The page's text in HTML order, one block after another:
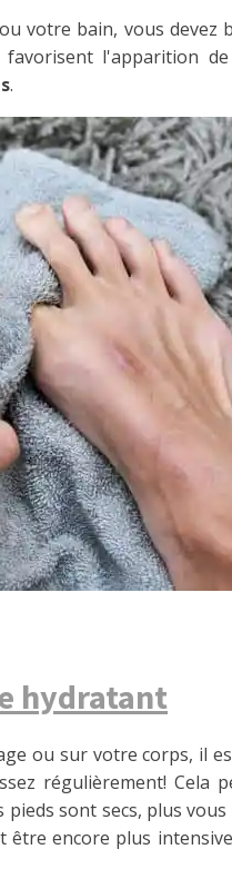
votre bain, vous devez
l'apparition
.
hydratant
ou sur votre corps, il
régulièrement! Cela
sont secs, plus
être encore plus